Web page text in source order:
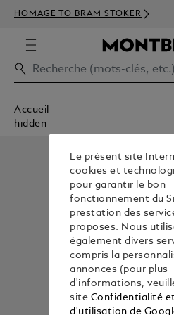
HOMAGE TO BRAM STOKER
Accueil
hidden
Le présent site
cookies et
pour garantir le bon
fonctionnement du
prestation des
proposes. Nous
également divers
compris la
annonces (pour plus
d'informations,
site Confidentialité
d'utilisation de